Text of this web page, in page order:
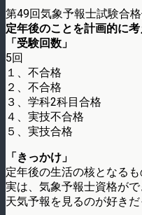
第49回気象予報士試験合
定年後のことを計画的に
「受験回数」
5回
１、不合格
２、不合格
３、学科2科目合格
４、実技不合格
５、実技合格
「きっかけ」
定年後の生活の核となるも
実は、気象予報士資格が
天気予報を見るのが好きだ